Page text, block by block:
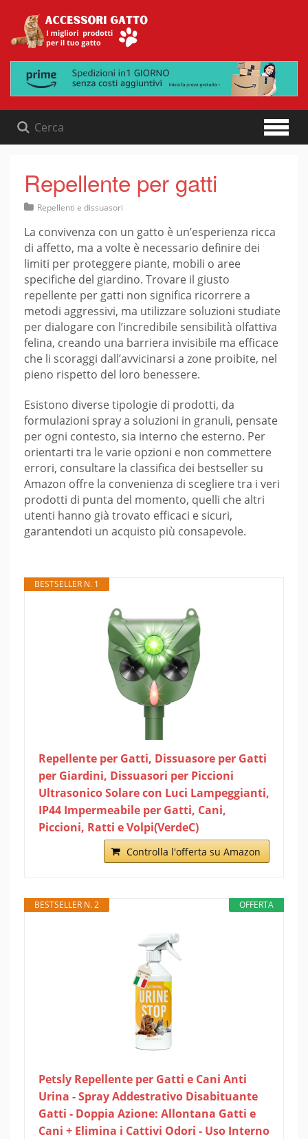
content
Repellente per gatti
Repellenti e dissuasori
La convivenza con un gatto è un’esperienza ricca
di affetto, ma a volte è necessario definire dei
limiti per proteggere piante, mobili o aree
specifiche del giardino. Trovare il giusto
repellente per gatti non significa ricorrere a
metodi aggressivi, ma utilizzare soluzioni studiate
per dialogare con l’incredibile sensibilità olfattiva
felina, creando una barriera invisibile ma efficace
che li scoraggi dall’avvicinarsi a zone proibite, nel
pieno rispetto del loro benessere.
Esistono diverse tipologie di prodotti, da
formulazioni spray a soluzioni in granuli, pensate
per ogni contesto, sia interno che esterno. Per
orientarti tra le varie opzioni e non commettere
errori, consultare la classifica dei bestseller su
Amazon offre la convenienza di scegliere tra i veri
prodotti di punta del momento, quelli che altri
utenti hanno già trovato efficaci e sicuri,
garantendoti un acquisto più consapevole.
BESTSELLER N. 1
Repellente per Gatti, Dissuasore per Gatti
per Giardini, Dissuasori per Piccioni
Ultrasonico Solare con Luci Lampeggianti,
IP44 Impermeabile per Gatti, Cani,
Piccioni, Ratti e Volpi(VerdeC)
Controlla l'offerta su Amazon
OFFERTA
BESTSELLER N. 2
Petsly Repellente per Gatti e Cani Anti
Urina - Spray Addestrativo Disabituante
Gatti - Doppia Azione: Allontana Gatti e
Cani + Elimina i Cattivi Odori - Uso Interno